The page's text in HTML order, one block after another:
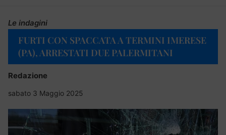
Le indagini
FURTI CON SPACCATA A TERMINI IMERESE
(PA), ARRESTATI DUE PALERMITANI
Redazione
sabato 3 Maggio 2025